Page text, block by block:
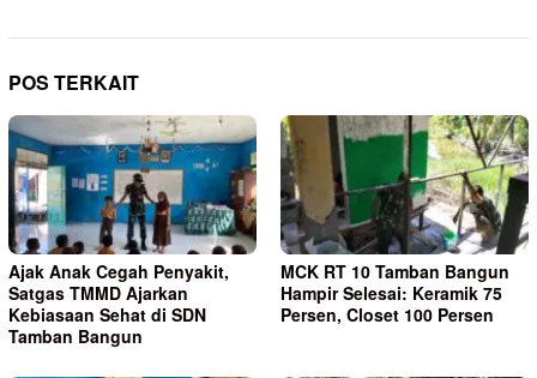
POS TERKAIT
Ajak Anak Cegah Penyakit,
Satgas TMMD Ajarkan
Kebiasaan Sehat di SDN
Tamban Bangun
MCK RT 10 Tamban Bangun
Hampir Selesai: Keramik 75
Persen, Closet 100 Persen